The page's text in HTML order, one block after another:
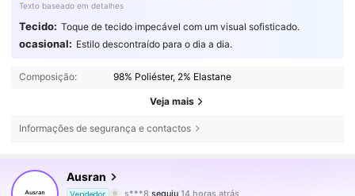
Texto baseado em detalhes
Tecido: Toque de tecido impecável com um visual sofisticado.
ocasional: Estilo descontraído para o dia a dia.
Composição: 98% Poliéster, 2% Elastane
Veja mais
Informações de segurança e contactos
Ausran
Vendedor
4,84